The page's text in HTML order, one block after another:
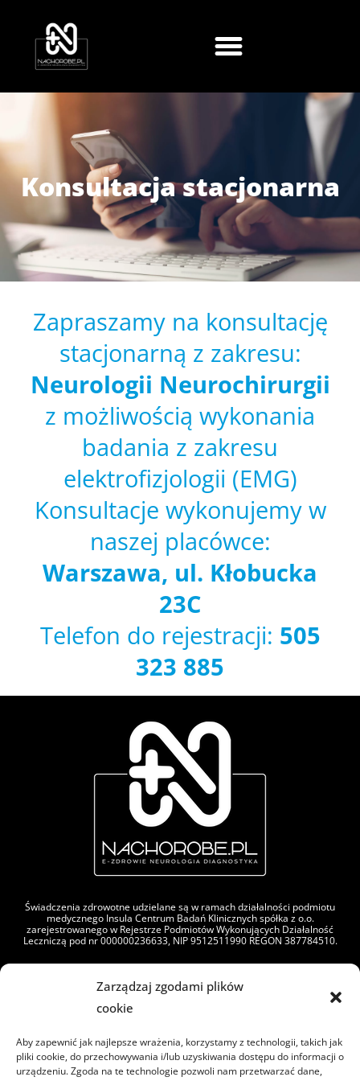
Zarządzaj zgodami plików
cookie
Aby zapewnić jak najlepsze wrażenia, korzystamy z technologii, takich jak
pliki cookie, do przechowywania i/lub uzyskiwania dostępu do informacji o
urządzeniu. Zgoda na te technologie pozwoli nam przetwarzać dane,
Konsultacja stacjonarna
Zapraszamy na konsultację
stacjonarną z zakresu:
Neurologii Neurochirurgii
z możliwością wykonania
badania z zakresu
elektrofizjologii (EMG)
Konsultacje wykonujemy w
naszej placówce:
Warszawa, ul. Kłobucka
23C
Telefon do rejestracji: 505
323 885
Świadczenia zdrowotne udzielane są w ramach działalności podmiotu
medycznego Insula Centrum Badań Klinicznych spółka z o.o.
zarejestrowanego w Rejestrze Podmiotów Wykonujących Działalność
Leczniczą pod nr 000000236633, NIP 9512511990 REGON 387784510.